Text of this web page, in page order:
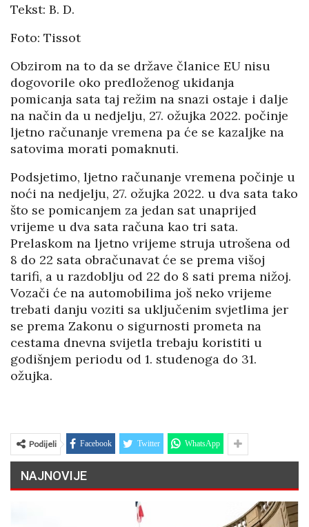
Tekst: B. D.
Foto: Tissot
Obzirom na to da se države članice EU nisu
dogovorile oko predloženog ukidanja
pomicanja sata taj režim na snazi ostaje i dalje
na način da u nedjelju, 27. ožujka 2022. počinje
ljetno računanje vremena pa će se kazaljke na
satovima morati pomaknuti.
Podsjetimo, ljetno računanje vremena počinje u
noći na nedjelju, 27. ožujka 2022. u dva sata tako
što se pomicanjem za jedan sat unaprijed
vrijeme u dva sata računa kao tri sata.
Prelaskom na ljetno vrijeme struja utrošena od
8 do 22 sata obračunavat će se prema višoj
tarifi, a u razdoblju od 22 do 8 sati prema nižoj.
Vozači će na automobilima još neko vrijeme
trebati danju voziti sa uključenim svjetlima jer
se prema Zakonu o sigurnosti prometa na
cestama dnevna svijetla trebaju koristiti u
godišnjem periodu od 1. studenoga do 31.
ožujka.
Podijeli Facebook Twitter WhatsApp
NAJNOVIJE